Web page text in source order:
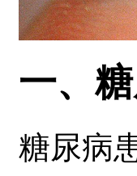
一、
糖尿病